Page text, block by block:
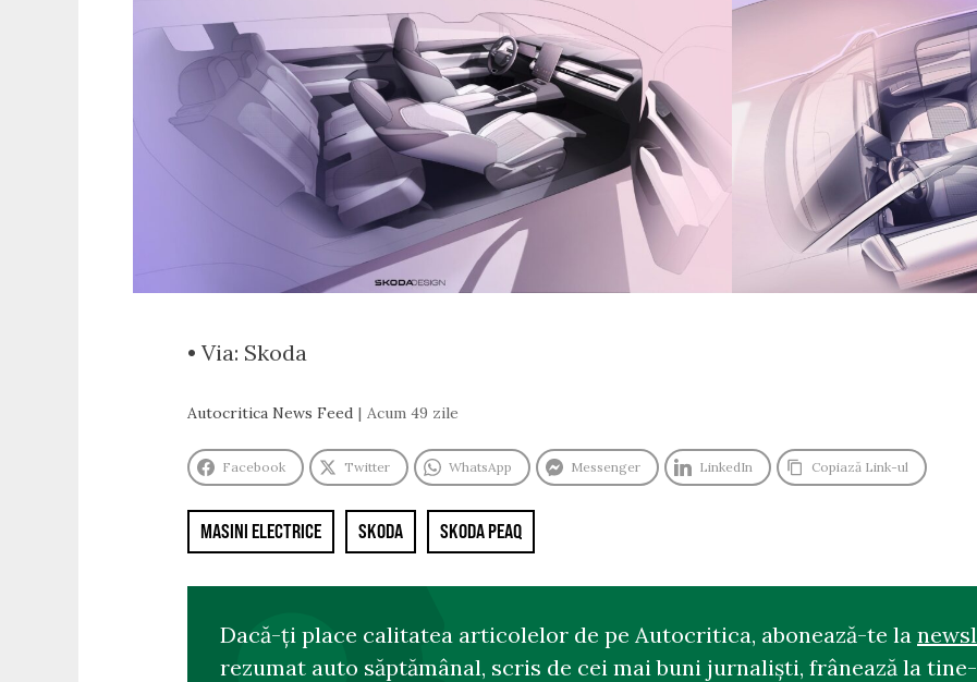
• Via: Skoda
Autocritica News Feed Acum 49 zile
Facebook Twitter WhatsApp Messenger LinkedIn Copiază Link-ul
MASINI ELECTRICE SKODA SKODA PEAQ
Dacă-ți place calitatea articolelor de pe Autocritica, abonează-te la
rezumat auto săptămânal, scris de cei mai buni jurnaliști, frânează la